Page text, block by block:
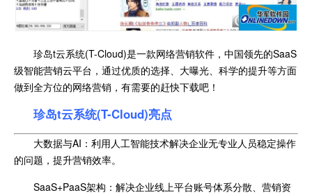
珍岛t云系统(T-Cloud)是一款网络营销软件，中国领先的SaaS
级智能营销云平台，通过优质的选择、大曝光、科学的提升等方面
做到全方位的网络营销，有需要的赶快下载吧！
珍岛t云系统(T-Cloud)亮点
大数据与AI：利用人工智能技术解决企业无专业人员稳定操作
的问题，提升营销效率。
SaaS+PaaS架构：解决企业线上平台账号体系分散、营销资